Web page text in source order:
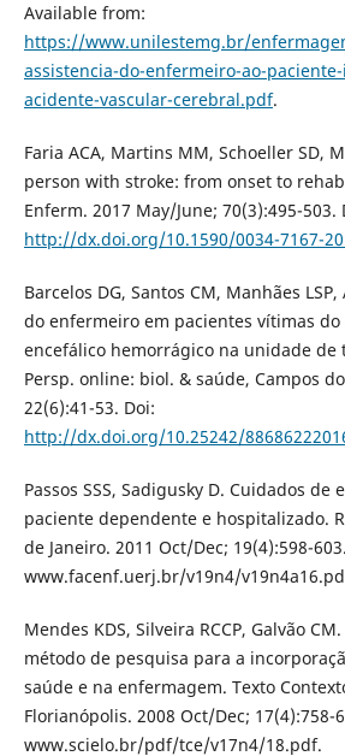
Available from:
https://www.unilestemg.br/
assistencia-do-enfermeiro-ao-
acidente-vascular-cerebral.pdf.
Faria ACA, Martins MM, Schoeller SD,
person with stroke: from onset to
Enferm. 2017 May/June; 70(3):495-503.
http://dx.doi.org/10.1590/0034-7167-
Barcelos DG, Santos CM, Manhães
do enfermeiro em pacientes vítimas
encefálico hemorrágico na unidade de
Persp. online: biol. & saúde, Campos
22(6):41-53. Doi:
http://dx.doi.org/10.25242/
Passos SSS, Sadigusky D. Cuidados de
paciente dependente e hospitalizado.
de Janeiro. 2011 Oct/Dec; 19(4):598-
www.facenf.uerj.br/v19n4/
Mendes KDS, Silveira RCCP, Galvão
método de pesquisa para a
saúde e na enfermagem. Texto
Florianópolis. 2008 Oct/Dec; 17(4):758-
www.scielo.br/pdf/tce/v17n4/18.pdf.